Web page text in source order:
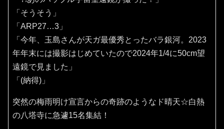
「そうそう」
「ARP27…3」
「今年、玉島さんが天ガ最優秀とったバラ銀河。2023
年年末には撮影はじめていたので2024年1/4に50cm望
遠鏡で見ました」
「(納得)」
突然の梅雨明け宣言からの奇跡のようなド晴天☆白熱
の八塔寺に急遽15名集結！